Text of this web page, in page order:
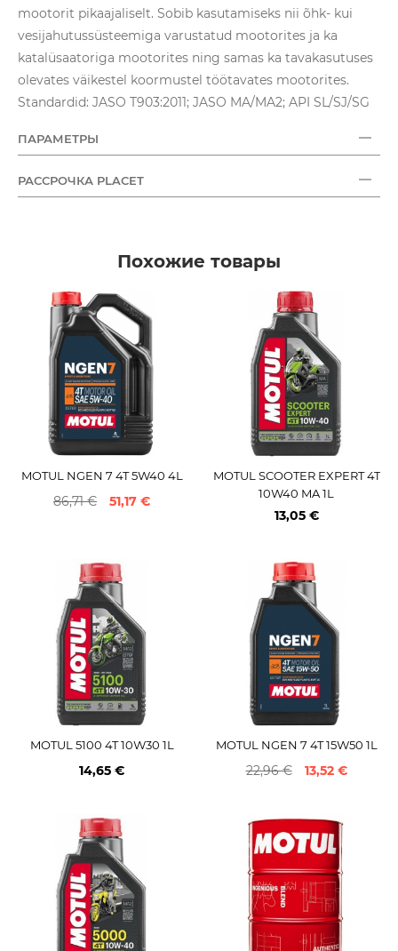
mootorit pikaajaliselt. Sobib kasutamiseks nii õhk- kui
vesijahutussüsteemiga varustatud mootorites ja ka
katalüsaatoriga mootorites ning samas ka tavakasutuses
olevates väikestel koormustel töötavates mootorites.
Standardid: JASO T903:2011; JASO MA/MA2; API SL/SJ/SG
ПАРАМЕТРЫ
РАССРОЧКА PLACET
Похожие товары
MOTUL NGEN 7 4T 5W40 4L
86,71 € 51,17 €
MOTUL SCOOTER EXPERT 4T
10W40 MA 1L
13,05 €
MOTUL 5100 4T 10W30 1L
14,65 €
MOTUL NGEN 7 4T 15W50 1L
22,96 € 13,52 €